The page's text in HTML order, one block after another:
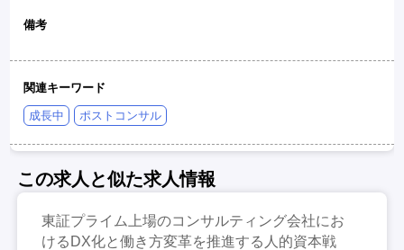
備考
関連キーワード
成長中 ポストコンサル
この求人と似た求人情報
東証プライム上場のコンサルティング会社にお
けるDX化と働き方変革を推進する人的資本戦